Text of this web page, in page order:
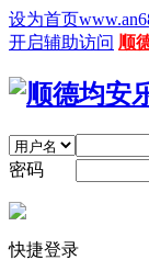
设为首页
开启辅助访问 顺
密码
快捷登录